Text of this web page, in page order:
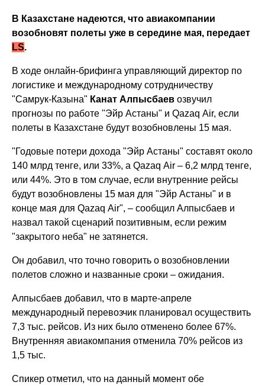
В Казахстане надеются, что авиакомпании
возобновят полеты уже в середине мая, передает
LS.
В ходе онлайн-брифинга управляющий директор по
логистике и международному сотрудничеству
"Самрук-Казына" Канат Алпысбаев озвучил
прогнозы по работе "Эйр Астаны" и Qazaq Air, если
полеты в Казахстане будут возобновлены 15 мая.
"Годовые потери дохода "Эйр Астаны" составят около
140 млрд тенге, или 33%, а Qazaq Air – 6,2 млрд тенге,
или 44%. Это в том случае, если внутренние рейсы
будут возобновлены 15 мая для "Эйр Астаны" и в
конце мая для Qazaq Air", – сообщил Алпысбаев и
назвал такой сценарий позитивным, если режим
"закрытого неба" не затянется.
Он добавил, что точно говорить о возобновлении
полетов сложно и названные сроки – ожидания.
Алпысбаев добавил, что в марте-апреле
международный перевозчик планировал осуществить
7,3 тыс. рейсов. Из них было отменено более 67%.
Внутренняя авиакомпания отменила 70% рейсов из
1,5 тыс.
Спикер отметил, что на данный момент обе